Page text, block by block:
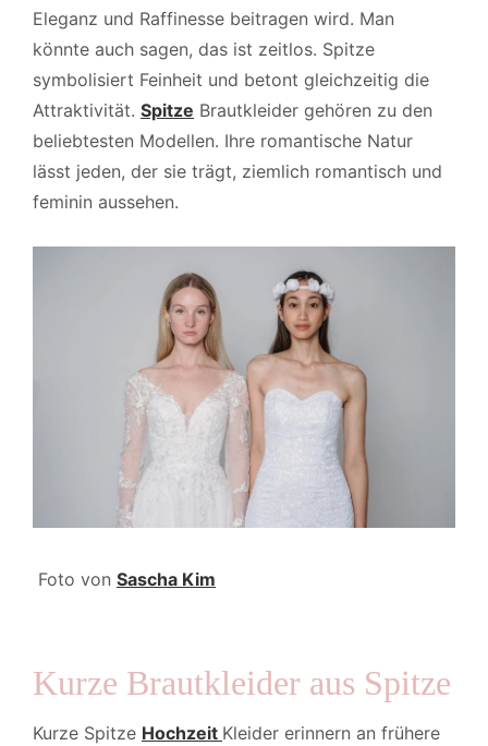
Eleganz und Raffinesse beitragen wird. Man
könnte auch sagen, das ist zeitlos. Spitze
symbolisiert Feinheit und betont gleichzeitig die
Attraktivität. Spitze Brautkleider gehören zu den
beliebtesten Modellen. Ihre romantische Natur
lässt jeden, der sie trägt, ziemlich romantisch und
feminin aussehen.
Foto von Sascha Kim
Kurze Brautkleider aus Spitze
Kurze Spitze Hochzeit Kleider erinnern an frühere